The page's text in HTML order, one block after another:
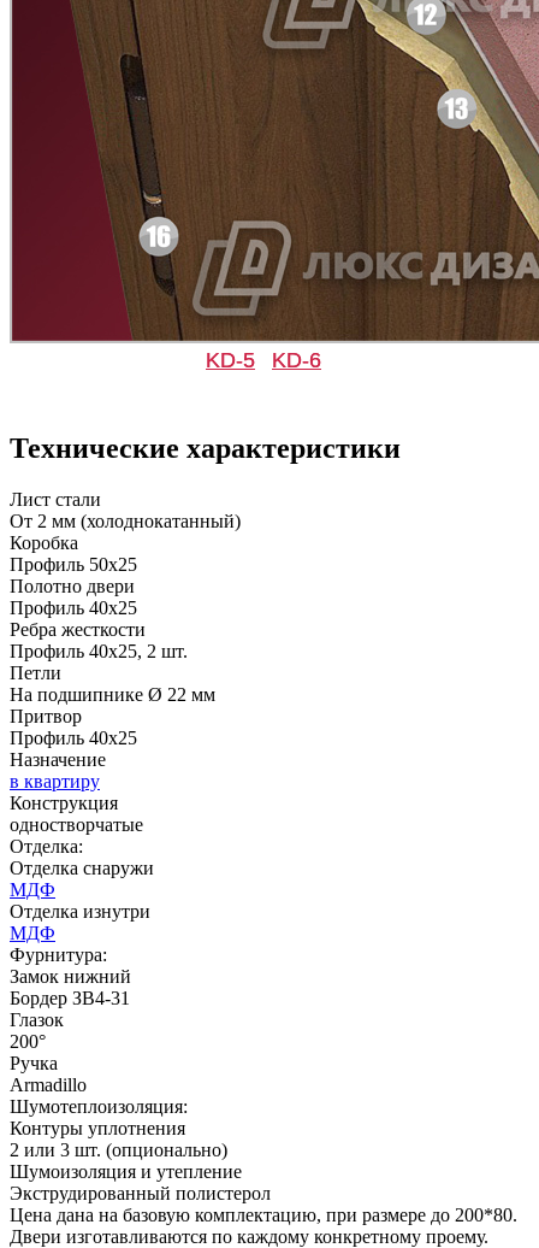
Д-11 СС
Д-35 С
Д-36 46 30
Д-36 С Д-36 СС
C47
C49 C50
C51
C53
KD-5 KD-6
Технические характеристики
Лист стали
От 2 мм (холоднокатанный)
Коробка
Профиль 50х25
Полотно двери
Профиль 40х25
Ребра жесткости
Профиль 40х25, 2 шт.
Петли
На подшипнике Ø 22 мм
Притвор
Профиль 40х25
Назначение
в квартиру
Конструкция
одностворчатые
Отделка:
Отделка снаружи
МДФ
Отделка изнутри
МДФ
Фурнитура:
Замок нижний
Бордер ЗВ4-31
Глазок
200°
Ручка
Armadillo
Шумотеплоизоляция:
Контуры уплотнения
2 или 3 шт. (опционально)
Шумоизоляция и утепление
Экструдированный полистерол
Цена дана на базовую комплектацию, при размере до 200*80.
Двери изготавливаются по каждому конкретному проему.